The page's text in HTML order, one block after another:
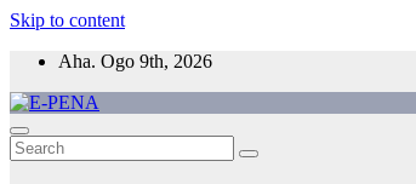
Skip to content
Aha. Ogo 9th, 2026
E-PENA
Berita Digital Terkini